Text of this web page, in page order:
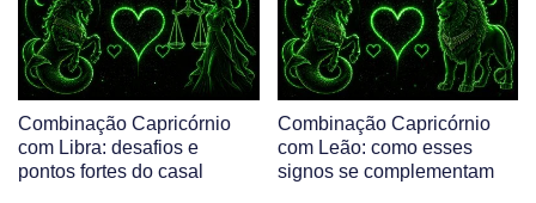
Combinação Capricórnio
com Libra: desafios e
pontos fortes do casal
Combinação Capricórnio
com Leão: como esses
signos se complementam